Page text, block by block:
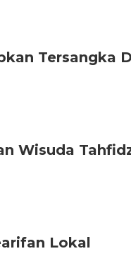
Tersangka
Wisuda
Lokal